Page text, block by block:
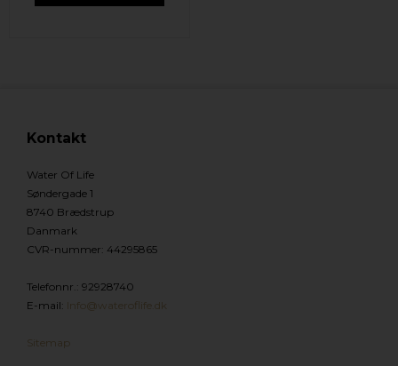
Kontakt
Water Of Life
Søndergade 1
8740 Brædstrup
Danmark
CVR-nummer: 44295865
Telefonnr.: 92928740
E-mail: Info@wateroflife.dk
Sitemap